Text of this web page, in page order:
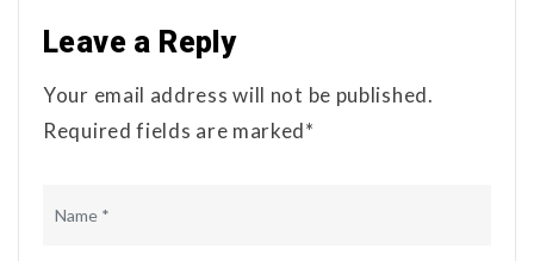
Leave a Reply
Your email address will not be published.
Required fields are marked*